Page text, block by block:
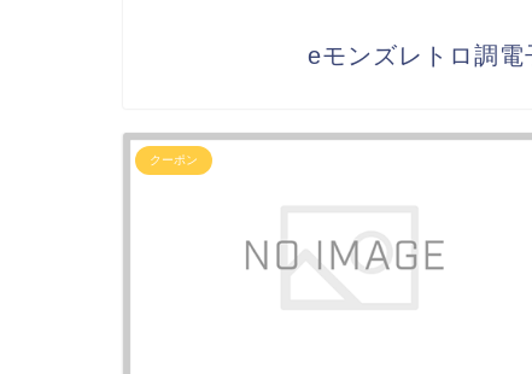
eモンズレトロ調
クーポン